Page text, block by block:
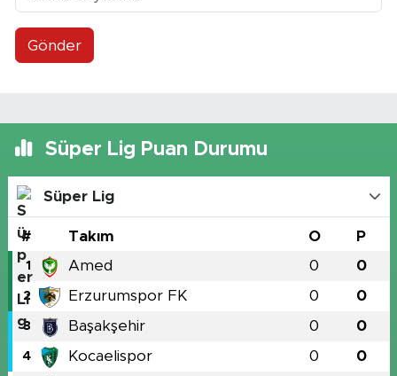
Gönder
Süper Lig Puan Durumu
Süper Lig
# Takım O P
1 Amed 0 0
2 Erzurumspor FK 0 0
3 Başakşehir 0 0
4 Kocaelispor 0 0